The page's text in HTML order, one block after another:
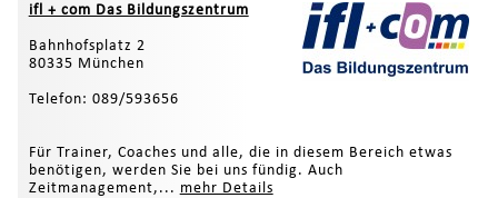
ifl + com Das Bildungszentrum
Bahnhofsplatz 2
80335 München
Telefon: 089/593656
Für Trainer, Coaches und alle, die in diesem Bereich etwas
benötigen, werden Sie bei uns fündig. Auch
Zeitmanagement,... mehr Details